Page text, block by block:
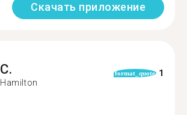
Скачать приложение
C.
Hamilton
format_quote 1